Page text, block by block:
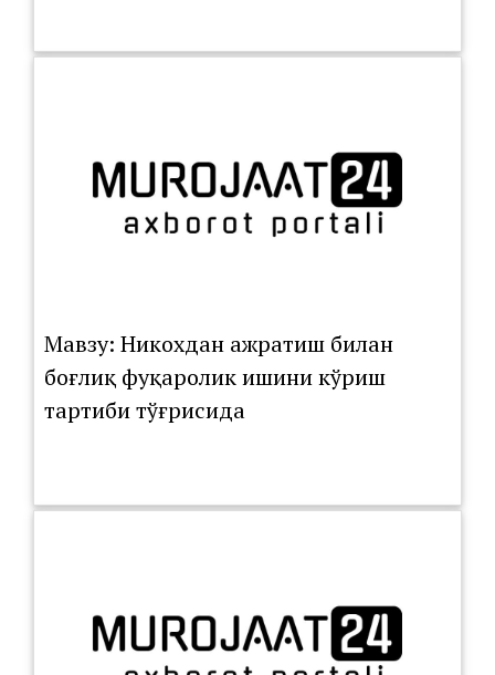
Мавзу: Никохдан ажратиш билан
боғлиқ фуқаролик ишини кўриш
тартиби тўғрисида